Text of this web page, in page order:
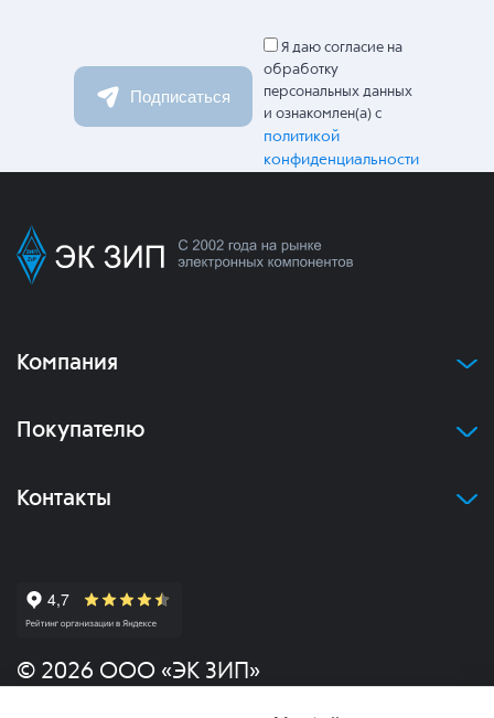
Подписаться
Я даю согласие на
обработку
персональных данных
и ознакомлен(а) с
политикой
конфиденциальности
Компания
Покупателю
Контакты
© 2026 ООО «ЭК ЗИП»